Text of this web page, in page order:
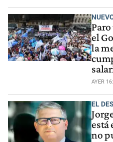
el
la
AYER
EL
está
no